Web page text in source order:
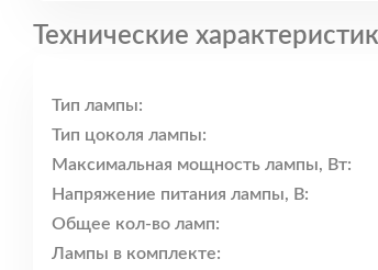
Технические
Тип лампы:
Тип цоколя лампы:
Максимальная мощность лампы, Вт:
Напряжение питания лампы, В:
Общее кол-во ламп:
Лампы в комплекте: